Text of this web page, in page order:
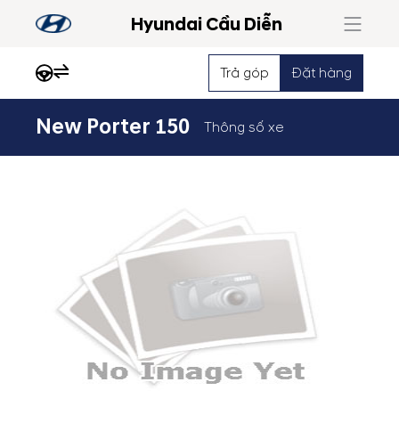
Hyundai Cầu Diễn
Trả góp Đặt hàng
New Porter 150 Thông số xe